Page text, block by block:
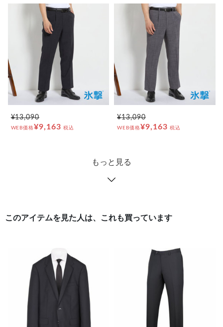
¥13,090
WEB価格¥9,163 税込
¥13,090
WEB価格¥9,163 税込
もっと見る
このアイテムを見た人は、これも買っています